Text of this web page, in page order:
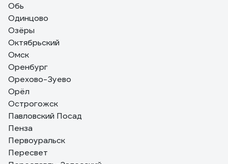
Обь
Одинцово
Озёры
Октябрьский
Омск
Оренбург
Орехово-Зуево
Орёл
Острогожск
Павловский Посад
Пенза
Первоуральск
Пересвет